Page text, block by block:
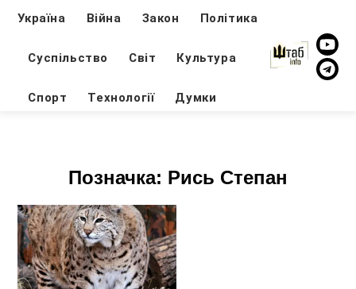
Україна Війна Закон Політика
Суспільство Світ Культура
Спорт Технології Думки
Позначка: Рись Степан